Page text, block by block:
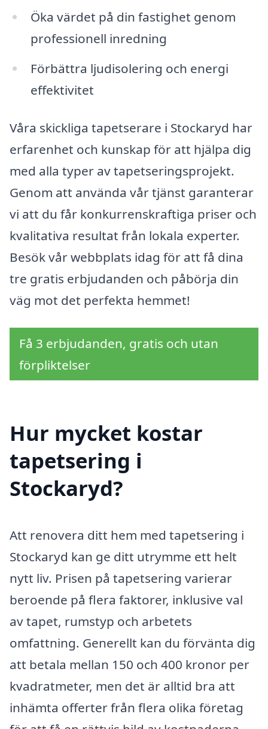
Öka värdet på din fastighet genom
professionell inredning
Förbättra ljudisolering och energi
effektivitet
Våra skickliga tapetserare i Stockaryd har
erfarenhet och kunskap för att hjälpa dig
med alla typer av tapetseringsprojekt.
Genom att använda vår tjänst garanterar
vi att du får konkurrenskraftiga priser och
kvalitativa resultat från lokala experter.
Besök vår webbplats idag för att få dina
tre gratis erbjudanden och påbörja din
väg mot det perfekta hemmet!
Få 3 erbjudanden, gratis och utan
förpliktelser
Hur mycket kostar
tapetsering i
Stockaryd?
Att renovera ditt hem med tapetsering i
Stockaryd kan ge ditt utrymme ett helt
nytt liv. Prisen på tapetsering varierar
beroende på flera faktorer, inklusive val
av tapet, rumstyp och arbetets
omfattning. Generellt kan du förvänta dig
att betala mellan 150 och 400 kronor per
kvadratmeter, men det är alltid bra att
inhämta offerter från flera olika företag